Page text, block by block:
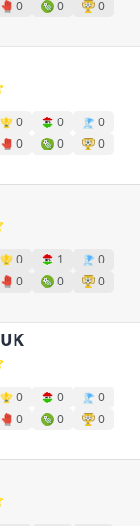
0 0
0
0 0
0
0 0
0
0 1
0
0 0
0
0 0
0
0 0
0